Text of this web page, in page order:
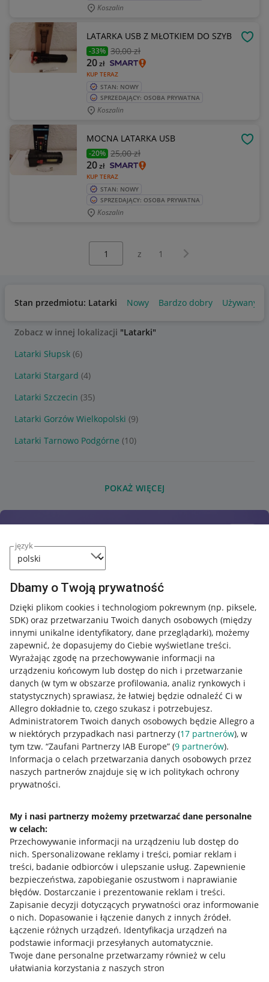
język
Dbamy o Twoją prywatność
Dzięki plikom cookies i technologiom pokrewnym (np. piksele,
SDK) oraz przetwarzaniu Twoich danych osobowych (między
innymi unikalne identyfikatory, dane przeglądarki), możemy
zapewnić, że dopasujemy do Ciebie wyświetlane treści.
Wyrażając zgodę na przechowywanie informacji na
urządzeniu końcowym lub dostęp do nich i przetwarzanie
danych (w tym w obszarze profilowania, analiz rynkowych i
statystycznych) sprawiasz, że łatwiej będzie odnaleźć Ci w
Allegro dokładnie to, czego szukasz i potrzebujesz.
Administratorem Twoich danych osobowych będzie Allegro a
w niektórych przypadkach nasi partnerzy (17 partnerów), w
tym tzw. “Zaufani Partnerzy IAB Europe” (9 partnerów).
Informacja o celach przetwarzania danych osobowych przez
naszych partnerów znajduje się w ich politykach ochrony
prywatności.
My i nasi partnerzy możemy przetwarzać dane personalne
w celach:
Przechowywanie informacji na urządzeniu lub dostęp do
nich. Spersonalizowane reklamy i treści, pomiar reklam i
treści, badanie odbiorców i ulepszanie usług. Zapewnienie
bezpieczeństwa, zapobieganie oszustwom i naprawianie
błędów. Dostarczanie i prezentowanie reklam i treści.
Zapisanie decyzji dotyczących prywatności oraz informowanie
o nich. Dopasowanie i łączenie danych z innych źródeł.
Łączenie różnych urządzeń. Identyfikacja urządzeń na
podstawie informacji przesyłanych automatycznie.
Twoje dane personalne przetwarzamy również w celu
ułatwiania korzystania z naszych stron
Koszalin
LATARKA USB Z MŁOTKIEM DO SZYB
-33% 30,00 zł
KUP TERAZ
20zł
STAN: NOWY
SPRZEDAJĄCY: OSOBA PRYWATNA
Koszalin
MOCNA LATARKA USB
-20% 25,00 zł
KUP TERAZ
20zł
STAN: NOWY
SPRZEDAJĄCY: OSOBA PRYWATNA
Koszalin
z 1 Następna strona
Stan przedmiotu: Latarki Nowy Bardzo dobry Używany
Zobacz w innej lokalizacji "Latarki"
Latarki Słupsk (6)
Latarki Stargard (4)
Latarki Szczecin (35)
Latarki Gorzów Wielkopolski (9)
Latarki Tarnowo Podgórne (10)
POKAŻ WIĘCEJ
Przydatne informacje
Jak to działa
Allegro Gadane dla sprzedających
Allegro Gadane dla kupujących
Mapa miejscowości
Informacje prawne
Regulamin
Polityka plików "cookies"
Ustawienia plików "cookies"